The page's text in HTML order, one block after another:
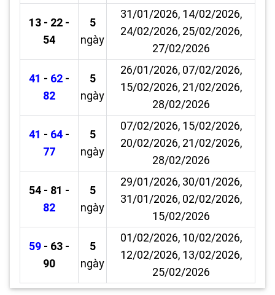
13 - 22 -
54
5
ngày
31/01/2026, 14/02/2026,
24/02/2026, 25/02/2026,
27/02/2026
41 - 62 -
82
5
ngày
26/01/2026, 07/02/2026,
15/02/2026, 21/02/2026,
28/02/2026
41 - 64 -
77
5
ngày
07/02/2026, 15/02/2026,
20/02/2026, 21/02/2026,
28/02/2026
54 - 81 -
82
5
ngày
29/01/2026, 30/01/2026,
31/01/2026, 02/02/2026,
15/02/2026
59 - 63 -
90
5
ngày
01/02/2026, 10/02/2026,
12/02/2026, 13/02/2026,
25/02/2026